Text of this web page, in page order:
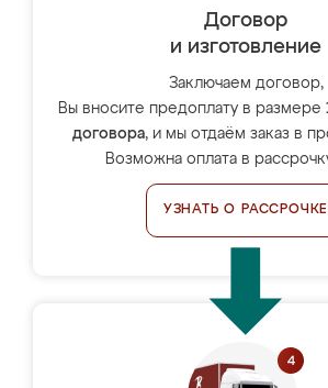
Договор
и изготовление
Заключаем договор,
Вы вносите предоплату в размере
договора, и мы отдаём заказ в
Возможна оплата в
УЗНАТЬ О РАССРОЧКЕ